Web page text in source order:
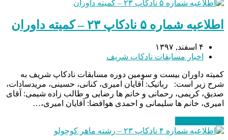
اطلاعیه شماره ۵ نادکاپ ۲۳ – کمیته داوران
۴ اسفند, ۱۳۹۷
اخبار مسابقات نادکاپ شریف
کمیته داوران بیست و سومین دوره مسابقات نادکاپ شریف به
شرح زیر است: رباتیک: آقایان امیری، کنانی، حسینی، مریدسادات،
صدیق، کریمی، رحمانی و خانم ها رضایی و طالب زاده شیمی: آقای
امیری، خانم ها سلیمانی و احمدی هوافضا: آقایان امیری،…